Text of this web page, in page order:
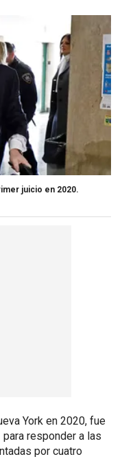
juicio en 2020.
York en 2020, fue
responder a las
por cuatro